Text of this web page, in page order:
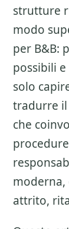
strutture
modo
per B&B:
possibili
solo
tradurre
che
moderna,
attrito,